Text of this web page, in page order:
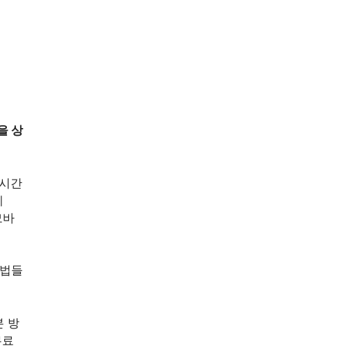
상
간
바
들
방